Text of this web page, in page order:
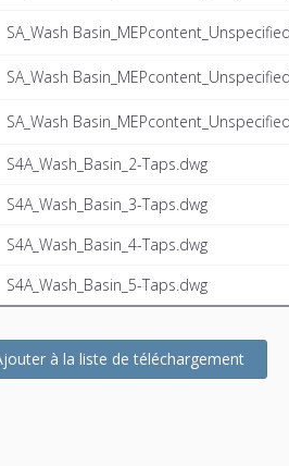
SA_Wash
SA_Wash
SA_Wash
S4A_Wash_Basin_2-Taps.dwg
S4A_Wash_Basin_3-Taps.dwg
S4A_Wash_Basin_4-Taps.dwg
S4A_Wash_Basin_5-Taps.dwg
à la liste de téléchargement